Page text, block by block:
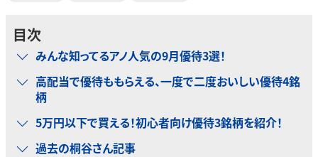
目次
みんな知ってるアノ人気の9月優待3選！
高配当で優待ももらえる、一度で二度おいしい優待4銘
柄
5万円以下で買える！初心者向け優待3銘柄を紹介！
過去の桐谷さん記事